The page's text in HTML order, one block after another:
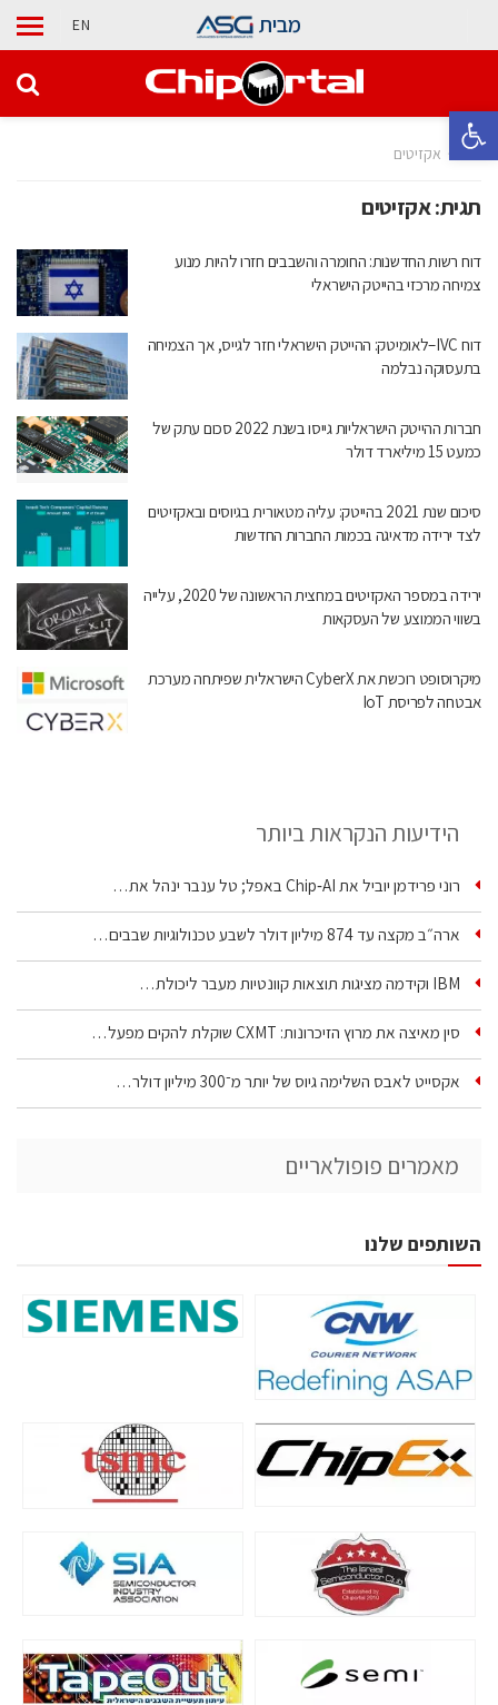
פתח סרגל נגישות
מבית EN
בית אקזיטים
תגית:אקזיטים
דוח רשות החדשנות: החומרה והשבבים חזרו להיות מנוע
צמיחה מרכזי בהייטק הישראלי
דוח IVC–לאומיטק: ההייטק הישראלי חזר לגייס, אך הצמיחה
בתעסוקה נבלמה
חברות ההייטק הישראליות גייסו בשנת 2022 סכום עתק של
כמעט 15 מיליארד דולר
סיכום שנת 2021 בהייטק: עליה מטאורית בגיוסים ובאקזיטים
לצד ירידה מדאיגה בכמות החברות החדשות
ירידה במספר האקזיטים במחצית הראשונה של 2020, עלייה
בשווי הממוצע של העסקאות
מיקרוסופט רוכשת את CyberX הישראלית שפיתחה מערכת
אבטחה לפריסת IoT
הידיעות הנקראות ביותר
רוני פרידמן יוביל את Chip‑AI באפל; טל ענבר ינהל את…
ארה״ב מקצה עד 874 מיליון דולר לשבע טכנולוגיות שבבים…
IBM וקידמה מציגות תוצאות קוונטיות מעבר ליכולת…
סין מאיצה את מרוץ הזיכרונות: CXMT שוקלת להקים מפעל…
אקסייט לאבס השלימה גיוס של יותר מ־300 מיליון דולר…
מאמרים פופולאריים
השותפים שלנו